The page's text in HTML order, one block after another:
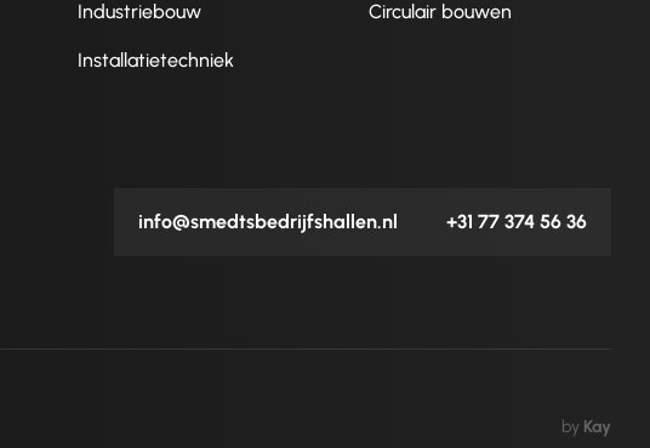
Industriebouw
Installatietechniek
Circulair bouwen
info@smedtsbedrijfshallen.nl +31 77 374 56 36
by Kay